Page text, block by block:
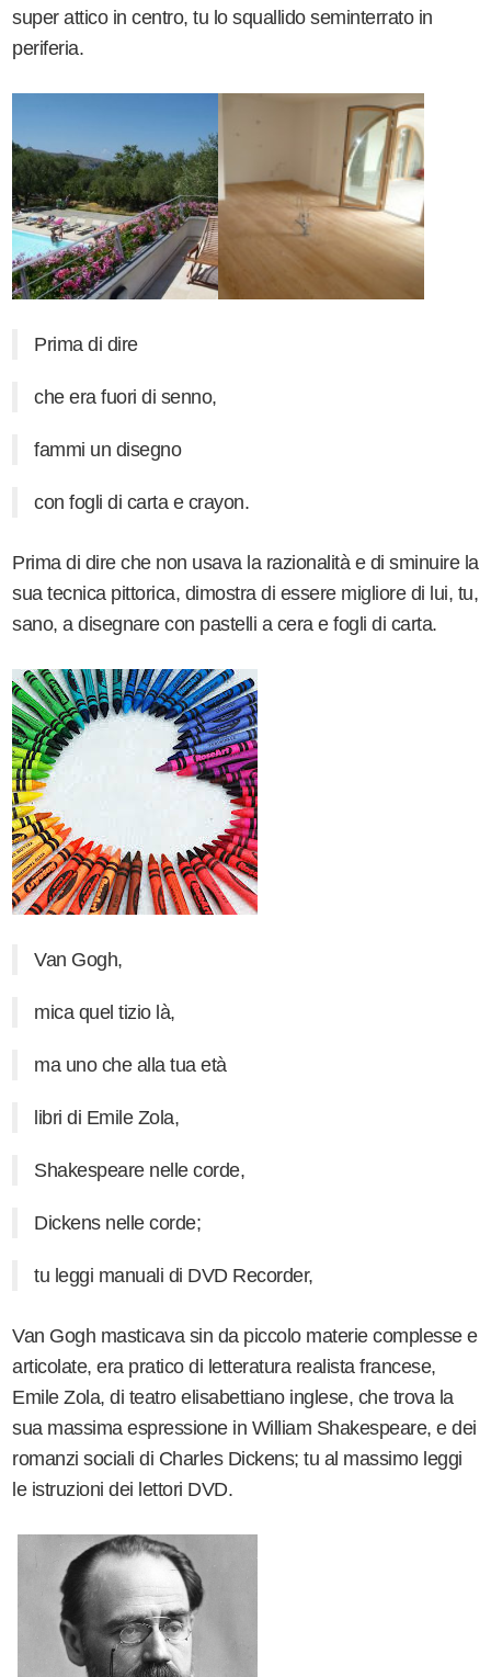
super attico in centro, tu lo squallido seminterrato in
periferia.
Prima di dire
che era fuori di senno,
fammi un disegno
con fogli di carta e crayon.
Prima di dire che non usava la razionalità e di sminuire la
sua tecnica pittorica, dimostra di essere migliore di lui, tu,
sano, a disegnare con pastelli a cera e fogli di carta.
Van Gogh,
mica quel tizio là,
ma uno che alla tua età
libri di Emile Zola,
Shakespeare nelle corde,
Dickens nelle corde;
tu leggi manuali di DVD Recorder,
Van Gogh masticava sin da piccolo materie complesse e
articolate, era pratico di letteratura realista francese,
Emile Zola, di teatro elisabettiano inglese, che trova la
sua massima espressione in William Shakespeare, e dei
romanzi sociali di Charles Dickens; tu al massimo leggi
le istruzioni dei lettori DVD.